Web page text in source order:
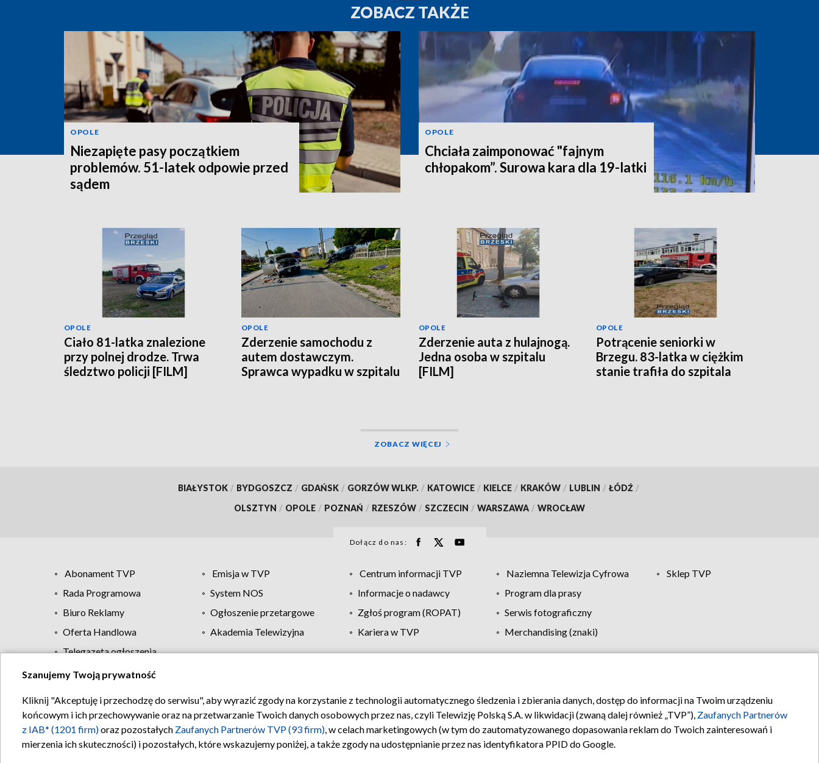
ZOBACZ TAKŻE
OPOLE
Niezapięte pasy początkiem
problemów. 51-latek odpowie przed
sądem
OPOLE
Chciała zaimponować "fajnym
chłopakom”. Surowa kara dla 19-latki
OPOLE
Ciało 81-latka znalezione
przy polnej drodze. Trwa
śledztwo policji [FILM]
OPOLE
Zderzenie samochodu z
autem dostawczym.
Sprawca wypadku w szpitalu
OPOLE
Zderzenie auta z hulajnogą.
Jedna osoba w szpitalu
[FILM]
OPOLE
Potrącenie seniorki w
Brzegu. 83-latka w ciężkim
stanie trafiła do szpitala
ZOBACZ WIĘCEJ
BIAŁYSTOK / BYDGOSZCZ / GDAŃSK / GORZÓW WLKP. / KATOWICE / KIELCE / KRAKÓW / LUBLIN / ŁÓDŹ /
OLSZTYN / OPOLE / POZNAŃ / RZESZÓW / SZCZECIN / WARSZAWA / WROCŁAW
Dołącz do nas:
Abonament TVP Emisja w TVP Centrum informacji TVP Naziemna Telewizja Cyfrowa
Sklep TVP
Rada Programowa
System NOS Informacje o nadawcy
Program dla prasy
Biuro Reklamy
Ogłoszenie przetargowe Zgłoś program (ROPAT)
Serwis fotograficzny
Oferta Handlowa
Akademia Telewizyjna Kariera w TVP
Merchandising (znaki)
Telegazeta ogłoszenia
Regulamin TVP Polityka prywatności Moje zgody Pomoc Biuro reklamy Kontakt
Szanujemy Twoją prywatność
Kliknij "Akceptuję i przechodzę do serwisu", aby wyrazić zgody na korzystanie z technologii automatycznego śledzenia i zbierania danych, dostęp do informacji na Twoim urządzeniu
końcowym i ich przechowywanie oraz na przetwarzanie Twoich danych osobowych przez nas, czyli Telewizję Polską S.A. w likwidacji (zwaną dalej również „TVP”), Zaufanych Partnerów
z IAB* (1201 firm)oraz pozostałych Zaufanych Partnerów TVP (93 firm), w celach marketingowych (w tym do zautomatyzowanego dopasowania reklam do Twoich zainteresowań i
mierzenia ich skuteczności) i pozostałych, które wskazujemy poniżej, a także zgody na udostępnianie przez nas identyfikatora PPID do Google.